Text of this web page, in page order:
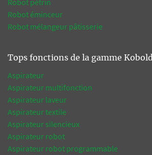
Robot pétrin
Robot éminceur
Robot mélangeur pâtisserie
Tops fonctions de la gamme Kobold
Aspirateur
Aspirateur multifonction
Aspirateur laveur
Aspirateur textile
Aspirateur silencieux
Aspirateur robot
Aspirateur robot programmable